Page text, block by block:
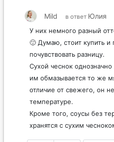
Mild в ответ Юлия
У них немного разный
🙂 Думаю, стоит купить и
почувствовать разницу.
Сухой чеснок
им обмазывается то же
отличие от свежего, он
температуре.
Кроме того, соусы без
хранятся с сухим